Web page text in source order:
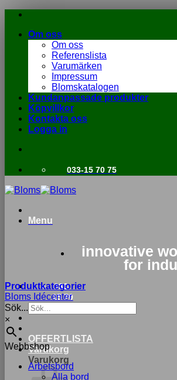
Skip
contentOm oss
Om oss
Referenslista
Varumärken
Impressum
Blomskatalogen
Kundanpassade produkter
Köpvillkor
Kontakta oss
Logga in
033-15 70 75
Menu
innovative
for
033-
15 70
OFFERTLISTA
Varukorg
Varukorg
Produktkategorier
Bloms Idécenter
Sök...
×
Webbshop
Arbetsbord
Alla bord